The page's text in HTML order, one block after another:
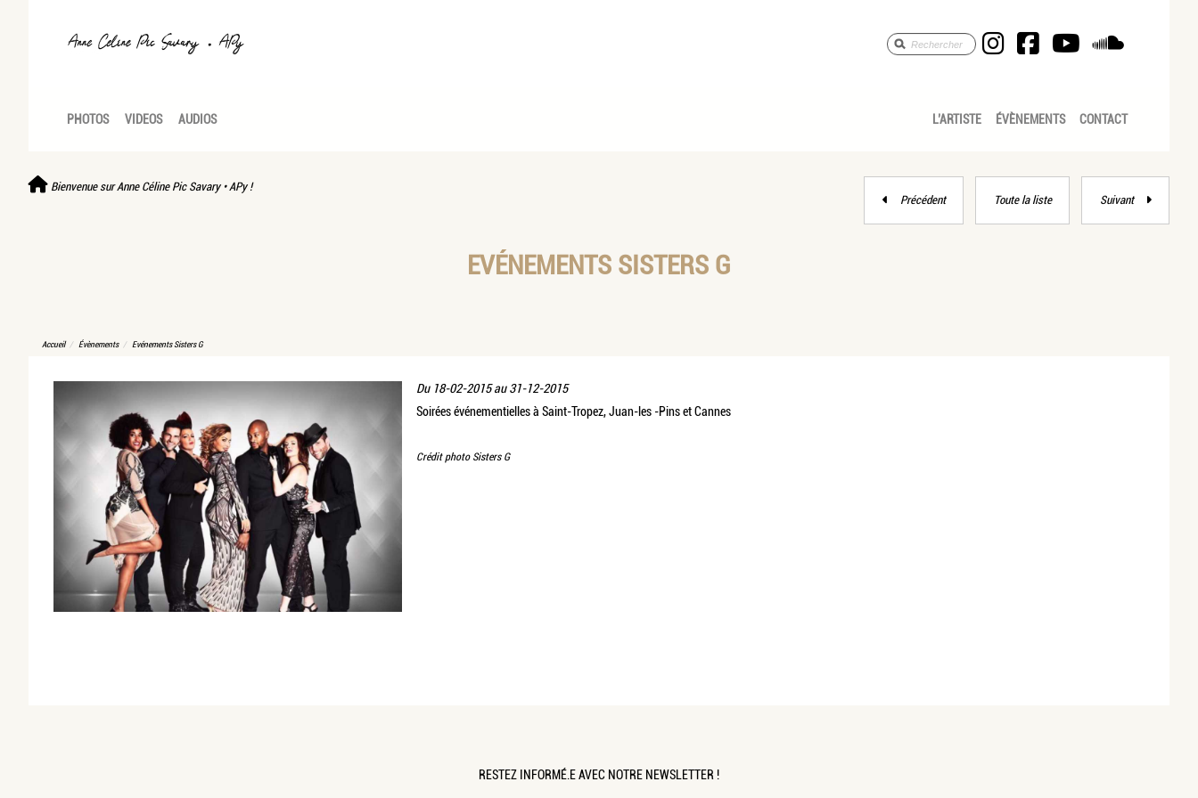
Anne Céline Pic
Anne Céline Pic
AnneAnne
AUDIOS
VIDEOS
PHOTOS ÉVÈNEMENTS
L’ARTISTE CONTACT
Bienvenue sur Anne Céline Pic Savary • APy !
Précédent
Toute la liste Suivant
EVÉNEMENTS SISTERS G
Accueil Évènements Evénements Sisters G
Du 18-02-2015au31-12-2015
Soirées événementielles à Saint-Tropez, Juan-les -Pins et Cannes
Crédit photo Sisters G
RESTEZ INFORMÉ.E AVEC NOTRE NEWSLETTER !